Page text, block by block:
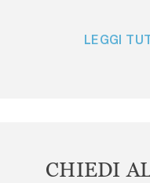
LEGGI
CHIEDI